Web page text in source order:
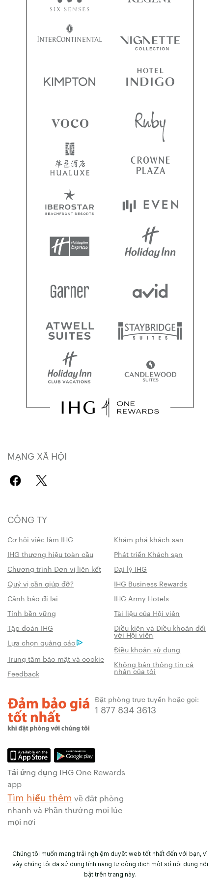
MẠNG XÃ HỘI
CÔNG TY
Cơ hội việc làm IHG
Khám phá khách sạn
IHG thương hiệu toàn cầu
Phát triển Khách sạn
Chương trình Đơn vị liên kết
Đại lý IHG
Quý vị cần giúp đỡ?
IHG Business Rewards
Cảnh báo đi lại
IHG Army Hotels
Tính bền vững
Tài liệu của Hội viên
Tập đoàn IHG
Điều kiện và Điều khoản đối
với Hội viên
Lựa chọn quảng cáo
Điều khoản sử dụng
Trung tâm bảo mật và cookie
Không bán thông tin cá
nhân của tôi
Feedback
Đặt phòng trực tuyến hoặc gọi:
1 877 834 3613
Tải ứng dụng IHG One Rewards
app
Tìm hiểu thêm về đặt phòng
nhanh và Phần thưởng mọi lúc
mọi nơi
Chúng tôi muốn mang trải nghiệm duyệt web tốt nhất đến với bạn, vì
vậy chúng tôi đã sử dụng tính năng tự động dịch một số nội dung nổi
bật trên trang này.